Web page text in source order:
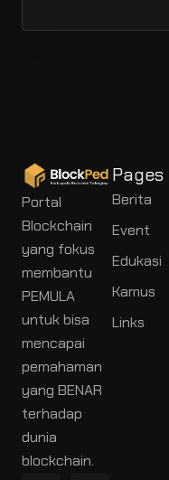
Portal
Blockchain
yang fokus
membantu
PEMULA
untuk bisa
mencapai
pemahaman
yang BENAR
terhadap
dunia
blockchain.
Pages
Berita
Event
Edukasi
Kamus
Links